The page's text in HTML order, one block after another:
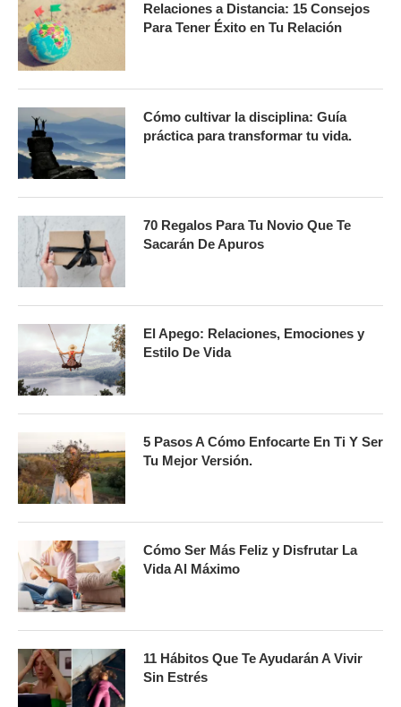
Relaciones a Distancia: 15 Consejos
Para Tener Éxito en Tu Relación
Cómo cultivar la disciplina: Guía
práctica para transformar tu vida.
70 Regalos Para Tu Novio Que Te
Sacarán De Apuros
El Apego: Relaciones, Emociones y
Estilo De Vida
5 Pasos A Cómo Enfocarte En Ti Y Ser
Tu Mejor Versión.
Cómo Ser Más Feliz y Disfrutar La
Vida Al Máximo
11 Hábitos Que Te Ayudarán A Vivir
Sin Estrés